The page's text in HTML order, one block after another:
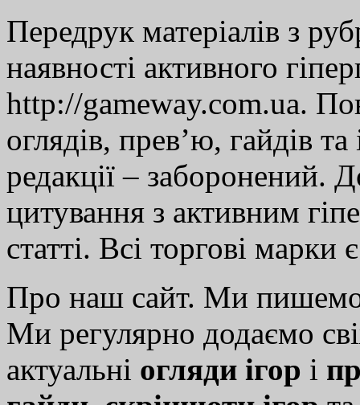
Передрук матеріалів з
наявності активного
http://gameway.com.ua.
оглядів, прев’ю, гайдів
редакції – заборонений.
цитування з активним
статті. Всі торгові марки
Про наш сайт. Ми
Ми регулярно додаємо
актуальні огляди ігор і